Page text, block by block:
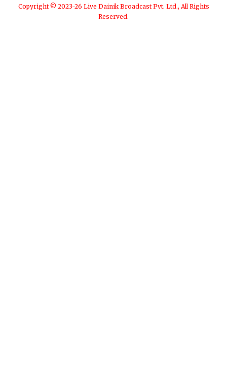
Copyright © 2023-26 Live Dainik Broadcast Pvt. Ltd., All Rights
Reserved.